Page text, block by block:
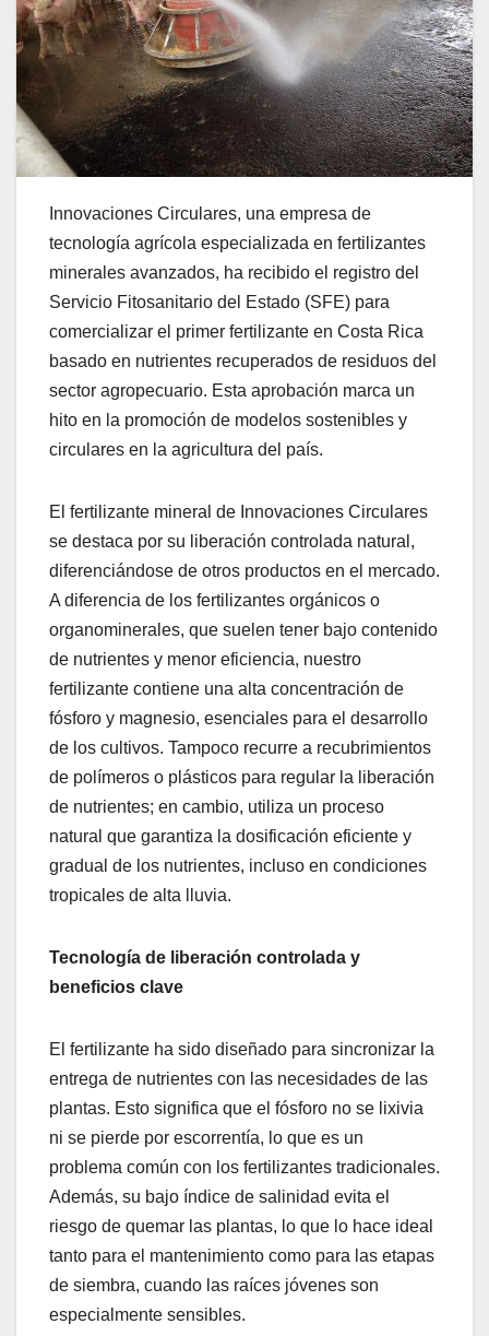
Innovaciones Circulares, una empresa de
tecnología agrícola especializada en fertilizantes
minerales avanzados, ha recibido el registro del
Servicio Fitosanitario del Estado (SFE) para
comercializar el primer fertilizante en Costa Rica
basado en nutrientes recuperados de residuos del
sector agropecuario. Esta aprobación marca un
hito en la promoción de modelos sostenibles y
circulares en la agricultura del país.
El fertilizante mineral de Innovaciones Circulares
se destaca por su liberación controlada natural,
diferenciándose de otros productos en el mercado.
A diferencia de los fertilizantes orgánicos o
organominerales, que suelen tener bajo contenido
de nutrientes y menor eficiencia, nuestro
fertilizante contiene una alta concentración de
fósforo y magnesio, esenciales para el desarrollo
de los cultivos. Tampoco recurre a recubrimientos
de polímeros o plásticos para regular la liberación
de nutrientes; en cambio, utiliza un proceso
natural que garantiza la dosificación eficiente y
gradual de los nutrientes, incluso en condiciones
tropicales de alta lluvia.
Tecnología de liberación controlada y
beneficios clave
El fertilizante ha sido diseñado para sincronizar la
entrega de nutrientes con las necesidades de las
plantas. Esto significa que el fósforo no se lixivia
ni se pierde por escorrentía, lo que es un
problema común con los fertilizantes tradicionales.
Además, su bajo índice de salinidad evita el
riesgo de quemar las plantas, lo que lo hace ideal
tanto para el mantenimiento como para las etapas
de siembra, cuando las raíces jóvenes son
especialmente sensibles.